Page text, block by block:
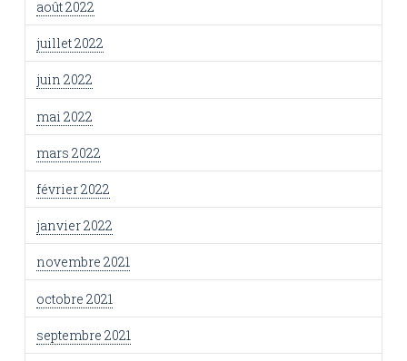
août 2022
juillet 2022
juin 2022
mai 2022
mars 2022
février 2022
janvier 2022
novembre 2021
octobre 2021
septembre 2021